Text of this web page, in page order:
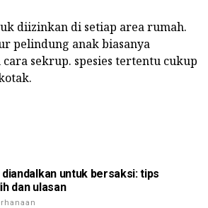
diizinkan di setiap area rumah.
pelindung anak biasanya
sekrup. spesies tertentu cukup
untuk bersaksi: tips
dan ulasan